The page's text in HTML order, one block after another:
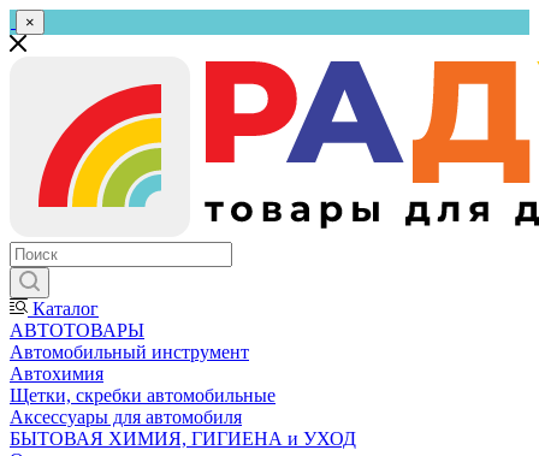
×
Каталог
АВТОТОВАРЫ
Автомобильный инструмент
Автохимия
Щетки, скребки автомобильные
Аксессуары для автомобиля
БЫТОВАЯ ХИМИЯ, ГИГИЕНА и УХОД